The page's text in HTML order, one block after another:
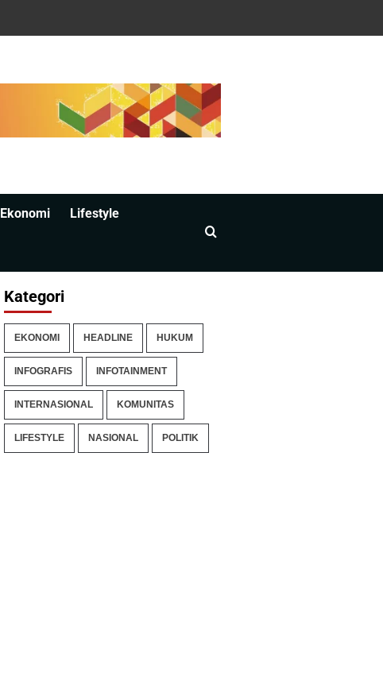
Ekonomi Lifestyle
Kategori
EKONOMI HEADLINE HUKUM
INFOGRAFIS INFOTAINMENT
INTERNASIONAL KOMUNITAS
LIFESTYLE NASIONAL POLITIK